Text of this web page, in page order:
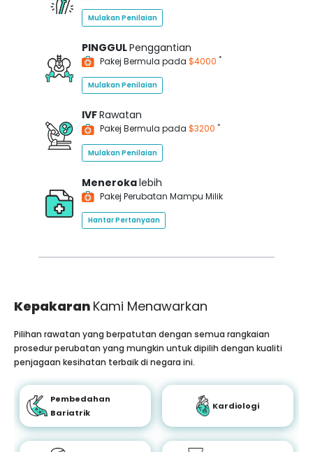
Mulakan Penilaian
PINGGULPenggantian
Pakej Bermula pada $4000 *
Mulakan Penilaian
IVFRawatan
Pakej Bermula pada $3200 *
Mulakan Penilaian
Menerokalebih
Pakej Perubatan Mampu Milik
Hantar Pertanyaan
Kepakaran Kami Menawarkan
Pilihan rawatan yang berpatutan dengan semua rangkaian
prosedur perubatan yang mungkin untuk dipilih dengan kualiti
penjagaan kesihatan terbaik di negara ini.
Pembedahan
Bariatrik
Kardiologi